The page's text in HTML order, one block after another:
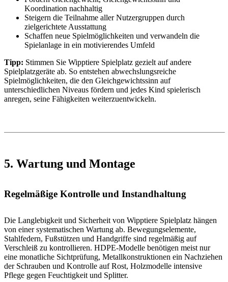
Koordination nachhaltig
Steigern die Teilnahme aller Nutzergruppen durch
zielgerichtete Ausstattung
Schaffen neue Spielmöglichkeiten und verwandeln die
Spielanlage in ein motivierendes Umfeld
Tipp: Stimmen Sie Wipptiere Spielplatz gezielt auf andere
Spielplatzgeräte ab. So entstehen abwechslungsreiche
Spielmöglichkeiten, die den Gleichgewichtssinn auf
unterschiedlichen Niveaus fördern und jedes Kind spielerisch
anregen, seine Fähigkeiten weiterzuentwickeln.
5. Wartung und Montage
Regelmäßige Kontrolle und Instandhaltung
Die Langlebigkeit und Sicherheit von Wipptiere Spielplatz hängen
von einer systematischen Wartung ab. Bewegungselemente,
Stahlfedern, Fußstützen und Handgriffe sind regelmäßig auf
Verschleiß zu kontrollieren. HDPE-Modelle benötigen meist nur
eine monatliche Sichtprüfung, Metallkonstruktionen ein Nachziehen
der Schrauben und Kontrolle auf Rost, Holzmodelle intensive
Pflege gegen Feuchtigkeit und Splitter.